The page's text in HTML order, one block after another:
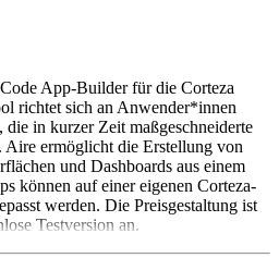
App-Builder für die Corteza
richtet sich an Anwender*innen
die in kurzer Zeit maßgeschneiderte
Aire ermöglicht die Erstellung von
und Dashboards aus einem
können auf einer eigenen Corteza-
werden. Die Preisgestaltung ist
Testversion an.